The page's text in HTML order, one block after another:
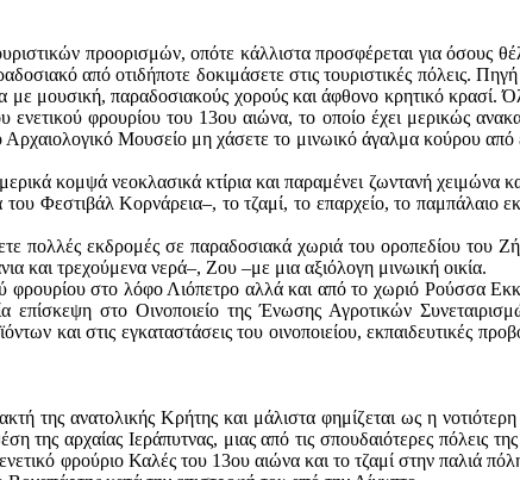
προορισμών, οπότε κάλλιστα προσφέρεται για
από οτιδήποτε δοκιμάσετε στις τουριστικές πόλεις.
με μουσική, παραδοσιακούς χορούς και άφθονο κρητικό κρασί.
φρουρίου του 13ου αιώνα, το οποίο έχει μερικώς
Αρχαιολογικό Μουσείο μη χάσετε το μινωικό άγαλμα κούρου
κομψά νεοκλασικά κτίρια και παραμένει ζωντανή χειμώνα
του Φεστιβάλ Κορνάρεια–, το τζαμί, το επαρχείο, το
πολλές εκδρομές σε παραδοσιακά χωριά του οροπεδίου του
και τρεχούμενα νερά–, Zου –με μια αξιόλογη μινωική οικία.
φρουρίου στο λόφο Λιόπετρο αλλά και από το χωριό Ρούσσα
επίσκεψη στο Οινοποιείο της Ένωσης Αγροτικών
και στις εγκαταστάσεις του οινοποιείου, εκπαιδευτικές
της ανατολικής Κρήτης και μάλιστα φημίζεται ως η
της αρχαίας Iεράπυτνας, μιας από τις σπουδαιότερες
φρούριο Καλές του 13ου αιώνα και το τζαμί στην παλιά